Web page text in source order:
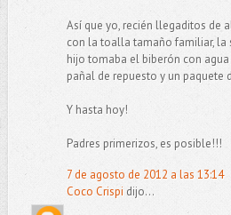
Así que yo, recién llegaditos de
con la toalla tamaño familiar, la
hijo tomaba el biberón con
pañal de repuesto y un paquete
Y hasta hoy!
Padres primerizos, es posible!!!
7 de agosto de 2012 a las 13:14
Coco Crispi dijo...